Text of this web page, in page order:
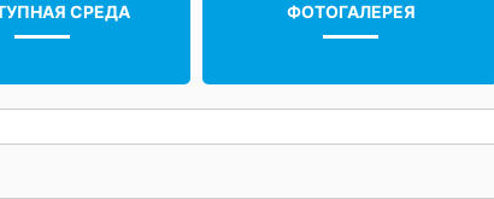
СРЕДА ФОТОГАЛЕРЕЯ